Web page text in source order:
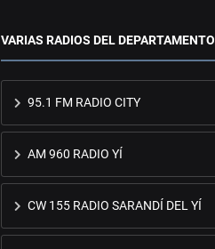
VARIAS RADIOS DEL DEPARTAMENTO
95.1 FM RADIO CITY
AM 960 RADIO YÍ
CW 155 RADIO SARANDÍ DEL YÍ